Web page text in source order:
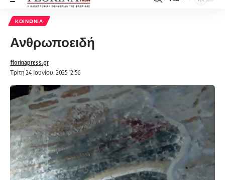
Font
ΚΟΙΝΩΝΊΑ
Ανθρωποειδή
Τρίτη 24 Ιουνίου, 2025 12:56
florinapress.gr